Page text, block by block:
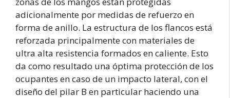
adicionalmente por medidas de refuerzo en
forma de anillo. La estructura de los flancos está
reforzada principalmente con materiales de
ultra alta resistencia formados en caliente. Esto
da como resultado una óptima protección de los
ocupantes en caso de un impacto lateral, con el
diseño del pilar B en particular haciendo una